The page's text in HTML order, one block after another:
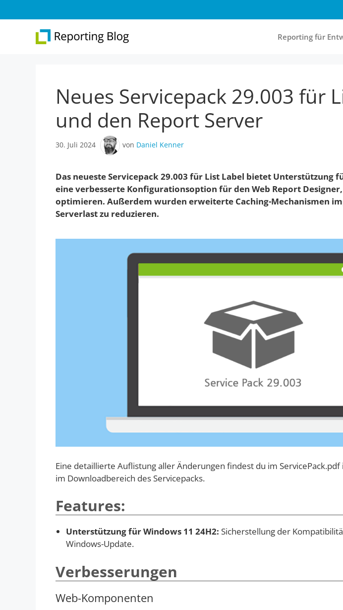
Inhalt
Reporting für
Überblick
Integration
.NET-Reporting
Web & Cloud Reporting
Web Report Designer
Neues Servicepack 29.003 für
und den Report Server
30. Juli 2024 von Daniel Kenner
Das neueste Servicepack 29.003 für List Label bietet Unterstützung
eine verbesserte Konfigurationsoption für den Web Report
optimieren. Außerdem wurden erweiterte Caching-Mechanismen
Serverlast zu reduzieren.
Eine detaillierte Auflistung aller Änderungen findest du im
im Downloadbereich des Servicepacks.
Features:
Unterstützung für Windows 11 24H2: Sicherstellung der
Windows-Update.
Verbesserungen
Web-Komponenten